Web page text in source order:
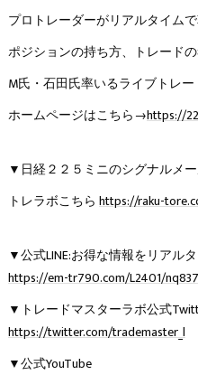
プロトレーダーがリアルタイムで
ポジションの持ち方、トレード
M氏・石田氏率いるライブトレ
ホームページはこちら→https://
▼日経２２５ミニのシグナルメ
トレラボこちら https://raku-
▼公式LINE:お得な情報をリアル
https://em-tr790.com/L2401/
▼トレードマスターラボ公式
https://twitter.com/trademaster_l
▼公式YouTube